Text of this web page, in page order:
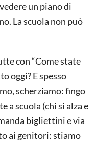
un piano di
La scuola non può
con “Come state
oggi? E spesso
scherziamo: fingo
a scuola (chi si alza e
bigliettini e via
ai genitori: stiamo